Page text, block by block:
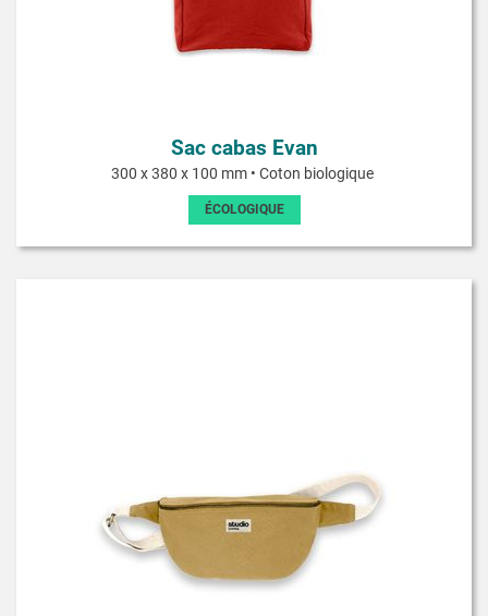
Sac cabas Evan
300 x 380 x 100 mm • Coton biologique
ÉCOLOGIQUE